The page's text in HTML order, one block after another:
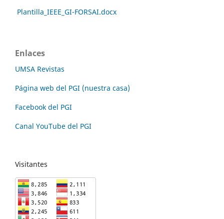
Plantilla_IEEE_GI-FORSAI.docx
Enlaces
UMSA Revistas
Página web del PGI (nuestra casa)
Facebook del PGI
Canal YouTube del PGI
Visitantes